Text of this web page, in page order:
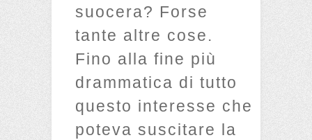
suocera? Forse
tante altre cose.
Fino alla fine più
drammatica di tutto
questo interesse che
poteva suscitare la